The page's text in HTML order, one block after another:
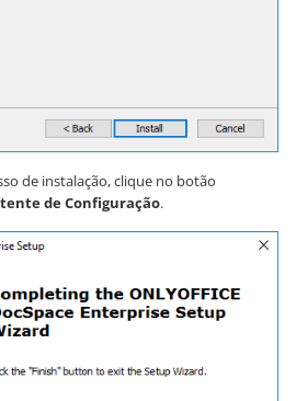
de instalação, clique no botão
de Configuração.